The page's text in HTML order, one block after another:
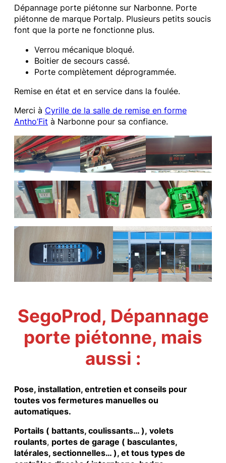
Dépannage porte piétonne sur Narbonne. Porte
piétonne de marque Portalp. Plusieurs petits soucis
font que la porte ne fonctionne plus.
Verrou mécanique bloqué.
Boitier de secours cassé.
Porte complètement déprogrammée.
Remise en état et en service dans la foulée.
Merci à Cyrille de la salle de remise en forme
Antho’Fit à Narbonne pour sa confiance.
SegoProd, Dépannage
porte piétonne, mais
aussi :
Pose, installation, entretien et conseils pour
toutes vos fermetures manuelles ou
automatiques.
Portails ( battants, coulissants… ), volets
roulants, portes de garage ( basculantes,
latérales, sectionnelles… ), et tous types de